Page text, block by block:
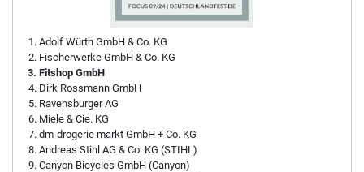
Adolf Würth GmbH & Co. KG
Fischerwerke GmbH & Co. KG
Fitshop GmbH
Dirk Rossmann GmbH
Ravensburger AG
Miele & Cie. KG
dm-drogerie markt GmbH + Co. KG
Andreas Stihl AG & Co. KG (STIHL)
Canyon Bicycles GmbH (Canyon)